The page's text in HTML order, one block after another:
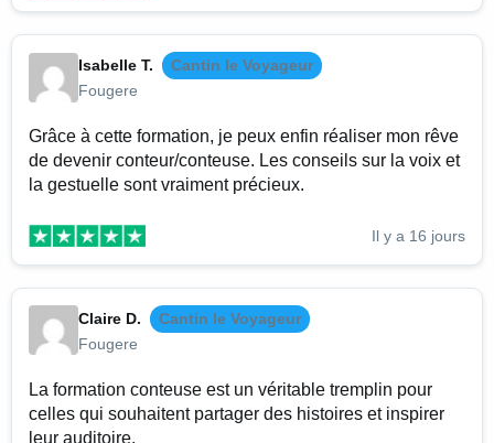
Isabelle T.
Cantin le Voyageur
Fougere
Grâce à cette formation, je peux enfin réaliser mon rêve
de devenir conteur/conteuse. Les conseils sur la voix et
la gestuelle sont vraiment précieux.
Il y a 16 jours
Claire D.
Cantin le Voyageur
Fougere
La formation conteuse est un véritable tremplin pour
celles qui souhaitent partager des histoires et inspirer
leur auditoire.